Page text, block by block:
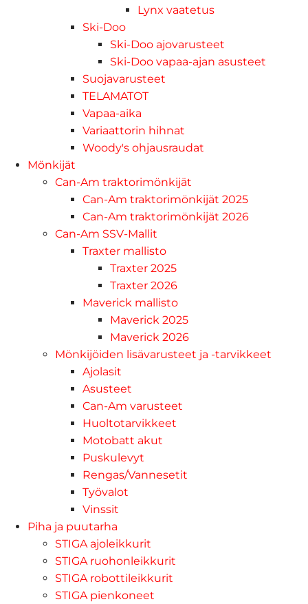
Lynx vaatetus
Ski-Doo
Ski-Doo ajovarusteet
Ski-Doo vapaa-ajan asusteet
Suojavarusteet
TELAMATOT
Vapaa-aika
Variaattorin hihnat
Woody's ohjausraudat
Mönkijät
Can-Am traktorimönkijät
Can-Am traktorimönkijät 2025
Can-Am traktorimönkijät 2026
Can-Am SSV-Mallit
Traxter mallisto
Traxter 2025
Traxter 2026
Maverick mallisto
Maverick 2025
Maverick 2026
Mönkijöiden lisävarusteet ja -tarvikkeet
Ajolasit
Asusteet
Can-Am varusteet
Huoltotarvikkeet
Motobatt akut
Puskulevyt
Rengas/Vannesetit
Työvalot
Vinssit
Piha ja puutarha
STIGA ajoleikkurit
STIGA ruohonleikkurit
STIGA robottileikkurit
STIGA pienkoneet